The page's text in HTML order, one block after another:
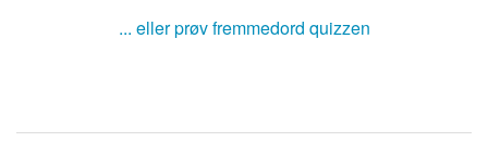
... eller prøv fremmedord quizzen